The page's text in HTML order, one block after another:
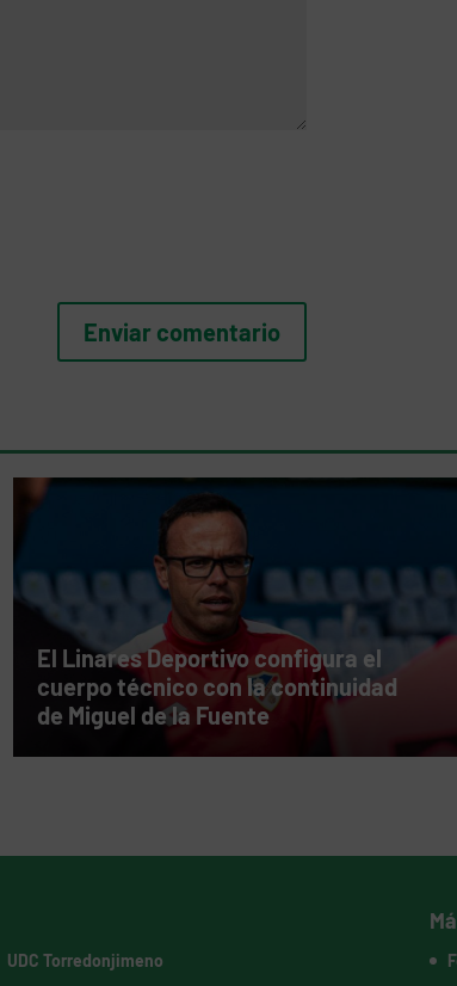
El Linares Deportivo configura el
cuerpo técnico con la continuidad
de Miguel de la Fuente
UDC Torredonjimeno